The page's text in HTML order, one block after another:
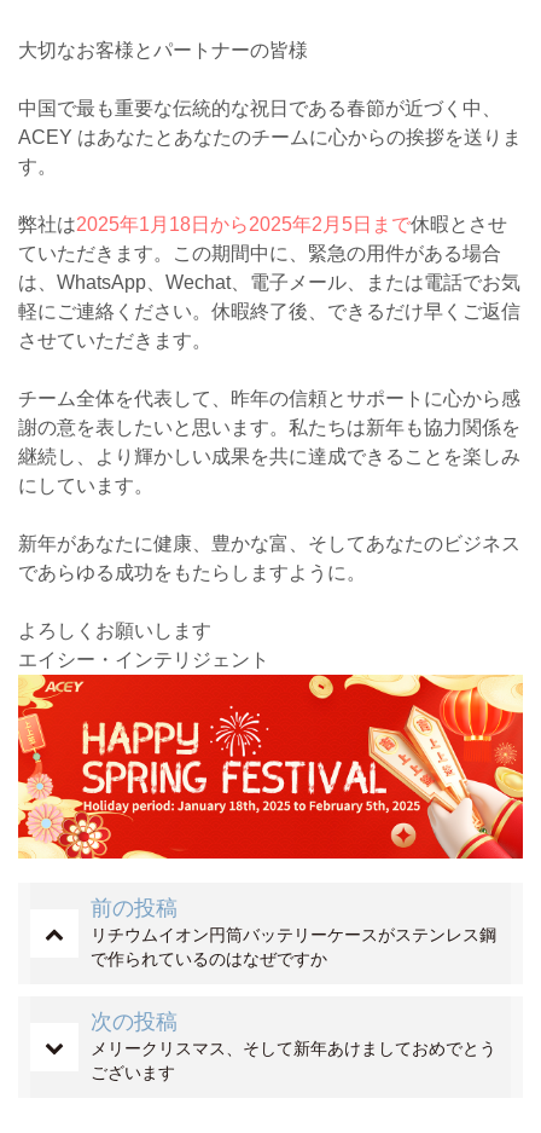
大切なお客様とパートナーの皆様
中国で最も重要な伝統的な祝日である春節が近づく中、
ACEY はあなたとあなたのチームに心からの挨拶を送りま
す。
弊社は2025年1月18日から2025年2月5日まで休暇とさせ
ていただきます。この期間中に、緊急の用件がある場合
は、WhatsApp、Wechat、電子メール、または電話でお気
軽にご連絡ください。休暇終了後、できるだけ早くご返信
させていただきます。
チーム全体を代表して、昨年の信頼とサポートに心から感
謝の意を表したいと思います。私たちは新年も協力関係を
継続し、より輝かしい成果を共に達成できることを楽しみ
にしています。
新年があなたに健康、豊かな富、そしてあなたのビジネス
であらゆる成功をもたらしますように。
よろしくお願いします
エイシー・インテリジェント
前の投稿
リチウムイオン円筒バッテリーケースがステンレス鋼
で作られているのはなぜですか
次の投稿
メリークリスマス、そして新年あけましておめでとう
ございます